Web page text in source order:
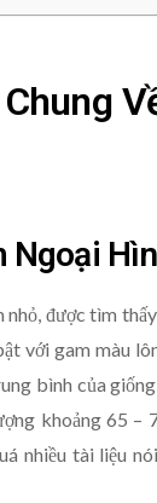
Ngoại
được tìm
với gam màu
bình của
khoảng 65 –
nhiều tài liệu